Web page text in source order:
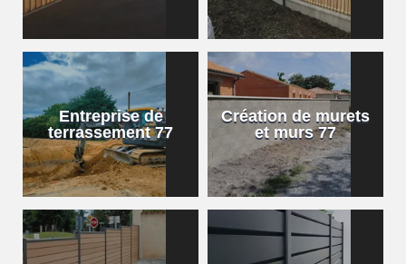
Entreprise de
terrassement 77
Création de murets
et murs 77